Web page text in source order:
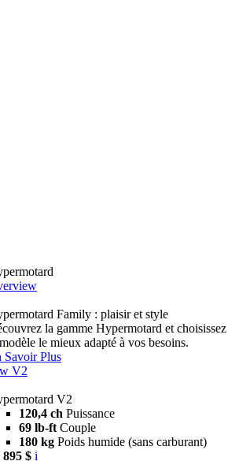
Family : plaisir et style
la gamme Hypermotard et choisissez
le mieux adapté à vos besoins.
Savoir Plus
V2
V2
120,4 ch Puissance
69 lb-ft Couple
180 kg Poids humide (sans carburant)
895 $ i